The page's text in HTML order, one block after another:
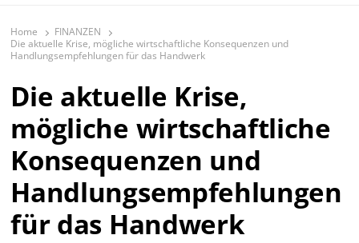
Home
FINANZEN
Die aktuelle Krise, mögliche wirtschaftliche Konsequenzen und
Handlungsempfehlungen für das Handwerk
Die aktuelle Krise,
mögliche wirtschaftliche
Konsequenzen und
Handlungsempfehlungen
für das Handwerk